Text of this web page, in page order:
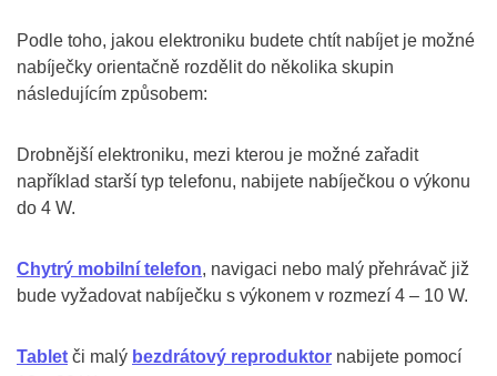
Podle toho, jakou elektroniku budete chtít nabíjet je možné
nabíječky orientačně rozdělit do několika skupin
následujícím způsobem:
Drobnější elektroniku, mezi kterou je možné zařadit
například starší typ telefonu, nabijete nabíječkou o výkonu
do 4 W.
Chytrý mobilní telefon, navigaci nebo malý přehrávač již
bude vyžadovat nabíječku s výkonem v rozmezí 4 – 10 W.
Tablet či malý bezdrátový reproduktor nabijete pomocí